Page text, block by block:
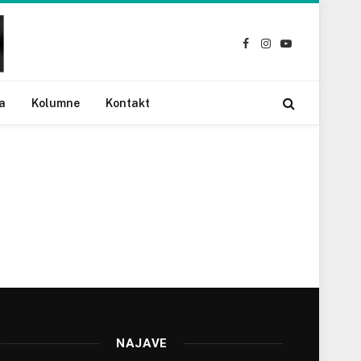
Facebook
Instagram
YouTube
Kolumne Kontakt
NAJAVE